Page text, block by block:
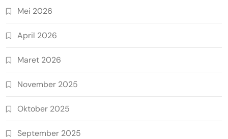
Mei 2026
April 2026
Maret 2026
November 2025
Oktober 2025
September 2025